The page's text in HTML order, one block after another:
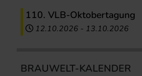
110. VLB-Oktobertagung
12.10.2026 - 13.10.2026
BRAUWELT-KALENDER